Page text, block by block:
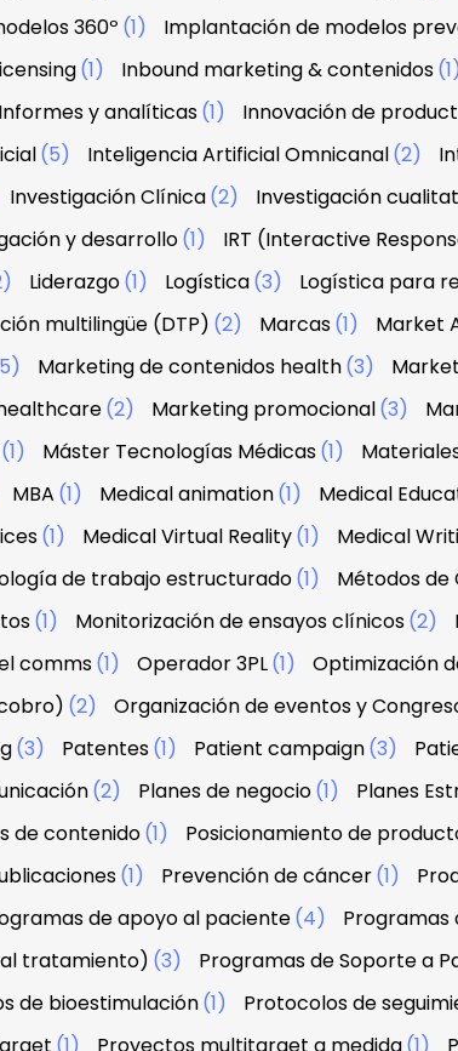
360º (1) Implantación de modelos
(1) Inbound marketing & contenidos(1)
Informes y analíticas(1) Innovación de
(5) Inteligencia Artificial Omnicanal(2)
Investigación Clínica(2) Investigación
y desarrollo(1) IRT (Interactive
Liderazgo(1) Logística(3) Logística para
multilingüe (DTP) (2) Marcas(1) Market
Marketing de contenidos health(3)
(2) Marketing promocional(3)
(1) Máster Tecnologías Médicas(1)
MBA (1) Medical animation(1) Medical
(1) Medical Virtual Reality(1) Medical
de trabajo estructurado(1) Métodos de
(1) Monitorización de ensayos clínicos(2)
comms(1) Operador 3PL(1) Optimización
(2) Organización de eventos y
(3) Patentes(1) Patient campaign(3)
(2) Planes de negocio(1) Planes
de contenido(1) Posicionamiento de
(1) Prevención de cáncer(1)
de apoyo al paciente(4) Programas
tratamiento) (3) Programas de Soporte a
de bioestimulación(1) Protocolos de